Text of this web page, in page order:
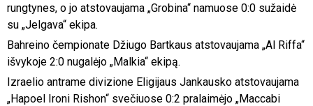
rungtynes, o jo atstovaujama „Grobina“ namuose 0:0 sužaidė
su „Jelgava“ ekipa.
Bahreino čempionate Džiugo Bartkaus atstovaujama „Al Riffa“
išvykoje 2:0 nugalėjo „Malkia“ ekipą.
Izraelio antrame divizione Eligijaus Jankausko atstovaujama
„Hapoel Ironi Rishon“ svečiuose 0:2 pralaimėjo „Maccabi